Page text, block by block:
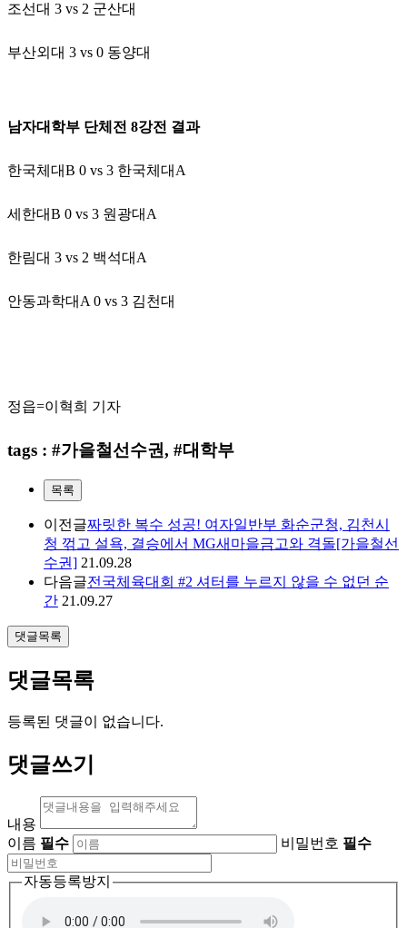
조선대 3 vs 2 군산대
부산외대 3 vs 0 동양대
남자대학부 단체전 8강전 결과
한국체대B 0 vs 3 한국체대A
세한대B 0 vs 3 원광대A
한림대 3 vs 2 백석대A
안동과학대A 0 vs 3 김천대
정읍=이혁희 기자
tags : #가을철선수권, #대학부
목록
이전글짜릿한 복수 성공! 여자일반부 화순군청, 김천시
청 꺾고 설욕, 결승에서 MG새마을금고와 격돌[가을철선
수권] 21.09.28
다음글전국체육대회 #2 셔터를 누르지 않을 수 없던 순
간 21.09.27
댓글목록
댓글목록
등록된 댓글이 없습니다.
댓글쓰기
내용
이름 필수 비밀번호 필수
자동등록방지